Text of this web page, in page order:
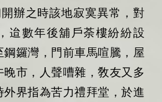
辦之時該地寂寞異常，對
迨數年後舖戶荼樓紛紛設
鋼鑼灣，門前車馬喧騰，屋
市，人聲嘈雜，敎友又多
界指為苦力禮拜堂，於進